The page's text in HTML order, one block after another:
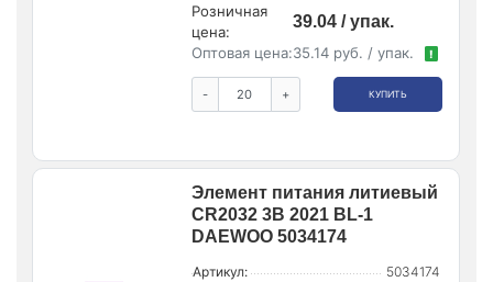
Розничная
цена:
39.04 / упак.
Оптовая цена:35.14 руб. / упак. !
- + КУПИТЬ
Элемент питания литиевый
CR2032 3В 2021 BL-1
DAEWOO 5034174
Артикул:
5034174